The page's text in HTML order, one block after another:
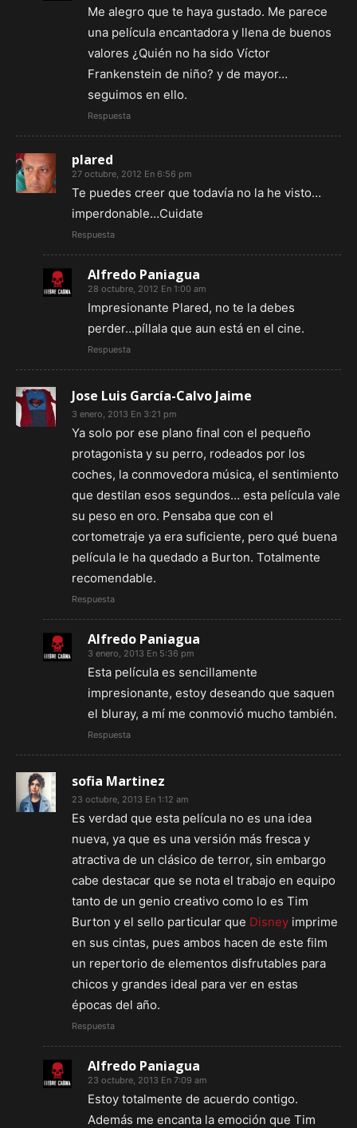
Me alegro que te haya gustado. Me parece
una película encantadora y llena de buenos
valores ¿Quién no ha sido Víctor
Frankenstein de niño? y de mayor…
seguimos en ello.
Respuesta
plared
27 octubre, 2012 En 6:56 pm
Te puedes creer que todavía no la he visto…
imperdonable…Cuidate
Respuesta
Alfredo Paniagua
28 octubre, 2012 En 1:00 am
Impresionante Plared, no te la debes
perder…píllala que aun está en el cine.
Respuesta
Jose Luis García-Calvo Jaime
3 enero, 2013 En 3:21 pm
Ya solo por ese plano final con el pequeño
protagonista y su perro, rodeados por los
coches, la conmovedora música, el sentimiento
que destilan esos segundos… esta película vale
su peso en oro. Pensaba que con el
cortometraje ya era suficiente, pero qué buena
película le ha quedado a Burton. Totalmente
recomendable.
Respuesta
Alfredo Paniagua
3 enero, 2013 En 5:36 pm
Esta película es sencillamente
impresionante, estoy deseando que saquen
el bluray, a mí me conmovió mucho también.
Respuesta
sofia Martinez
23 octubre, 2013 En 1:12 am
Es verdad que esta película no es una idea
nueva, ya que es una versión más fresca y
atractiva de un clásico de terror, sin embargo
cabe destacar que se nota el trabajo en equipo
tanto de un genio creativo como lo es Tim
Burton y el sello particular que Disney imprime
en sus cintas, pues ambos hacen de este film
un repertorio de elementos disfrutables para
chicos y grandes ideal para ver en estas
épocas del año.
Respuesta
Alfredo Paniagua
23 octubre, 2013 En 7:09 am
Estoy totalmente de acuerdo contigo.
Además me encanta la emoción que Tim